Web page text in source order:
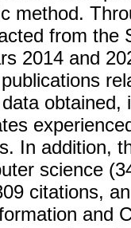
method.
from the
2014 and
In addition,
science
citations,
and